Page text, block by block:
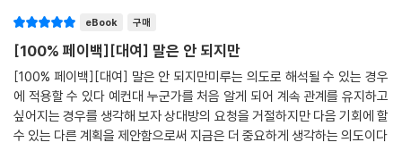
마지막 소설 「말은 안 되지만」은 인간이라면 누구나 변화의 시기를 겪는 세
상을 배경으로 펼쳐진다. 그리고 소설의 시작부터, 어제까지 인간이던 나
는 하루아침에 ‘말’이 된다.
이 세계에서 인간이 비인간이 된다는 사실 따위는 중요하지 않다. 문제는
돼지가 아닌 말이 됐다는 것. 돼지로 바뀌는 게 대다수인 사회 속에 희귀한
eBook 구매
[100% 페이백][대여] 말은 안 되지만
[100% 페이백][대여] 말은 안 되지만미루는 의도로 해석될 수 있는 경우
에 적용할 수 있다 예컨대 누군가를 처음 알게 되어 계속 관계를 유지하고
싶어지는 경우를 생각해 보자 상대방의 요청을 거절하지만 다음 기회에 할
수 있는 다른 계획을 제안함으로써 지금은 더 중요하게 생각하는 의도이다